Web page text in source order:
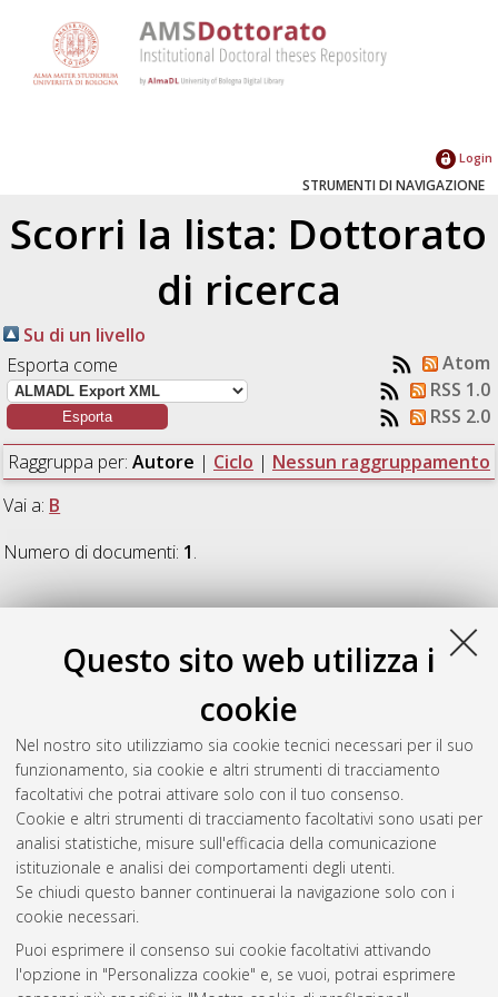
Questo sito web utilizza i
cookie
Nel nostro sito utilizziamo sia cookie tecnici necessari per il suo
funzionamento, sia cookie e altri strumenti di tracciamento
facoltativi che potrai attivare solo con il tuo consenso.
Cookie e altri strumenti di tracciamento facoltativi sono usati per
analisi statistiche, misure sull'efficacia della comunicazione
istituzionale e analisi dei comportamenti degli utenti.
Se chiudi questo banner continuerai la navigazione solo con i
cookie necessari.
Puoi esprimere il consenso sui cookie facoltativi attivando
l'opzione in "Personalizza cookie" e, se vuoi, potrai esprimere
Login
STRUMENTI DI NAVIGAZIONE
Scorri la lista: Dottorato
di ricerca
Su di un livello
Esporta come
Atom
RSS 1.0
RSS 2.0
Raggruppa per: Autore | Ciclo | Nessun raggruppamento
Vai a: B
Numero di documenti: 1.
B
Bosio, Mattia(2014) La circolazione dei servizi in una
economia sociale di mercato, [Dissertation thesis], Alma Mater
Studiorum Università di Bologna. Dottorato di ricerca in
dell'Unione Europea, 25 Ciclo. DOI
10.6092/unibo/amsdottorato/6590.
Questa lista e' stata generata ilSat Aug 8 20:42:35 2026
Atom
Rss 1.0